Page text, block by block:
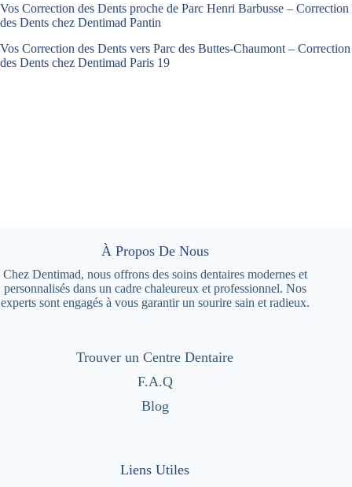
Vos Correction des Dents proche de Parc Henri Barbusse – Correction
des Dents chez Dentimad Pantin
Vos Correction des Dents vers Parc des Buttes-Chaumont – Correction
des Dents chez Dentimad Paris 19
À Propos De Nous
Chez Dentimad, nous offrons des soins dentaires modernes et
personnalisés dans un cadre chaleureux et professionnel. Nos
experts sont engagés à vous garantir un sourire sain et radieux.
Trouver un Centre Dentaire
F.A.Q
Blog
Liens Utiles